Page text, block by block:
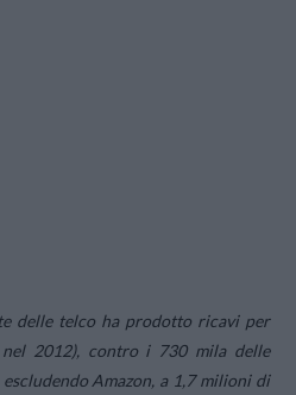
delle telco ha prodotto ricavi per
2012), contro i 730 mila delle
Amazon, a 1,7 milioni di